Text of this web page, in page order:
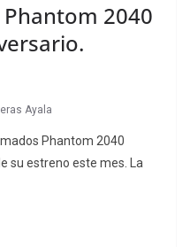
2040
Ayala
Phantom 2040
su estreno este mes. La